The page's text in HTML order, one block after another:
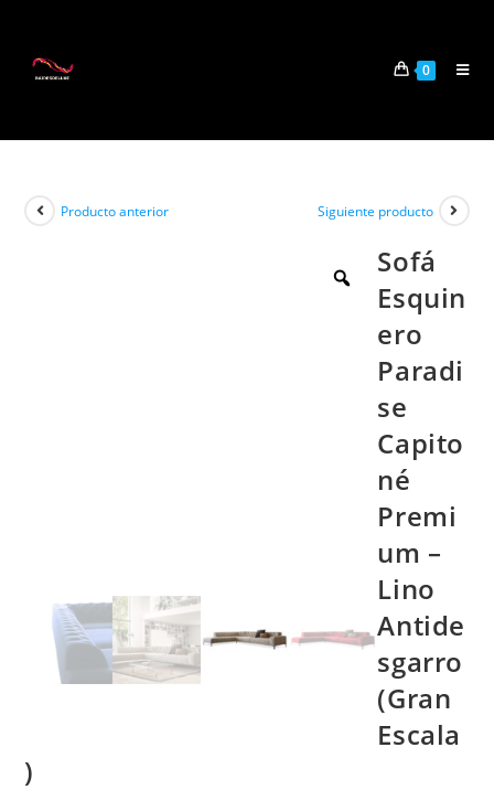
0
Producto anterior Siguiente producto
Sofá
Esquin
ero
Paradi
se
Capito
né
Premi
um –
Lino
Antide
sgarro
(Gran
Escala
)